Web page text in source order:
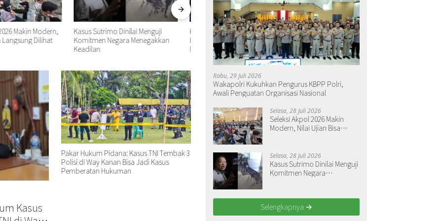
Dinilai Menguji
Menegakkan
Kasus Febrie, SETARA Institute
Ingatkan Pentingnya
Independensi Penegakan Hukum
Jenderal Sigit: Kapolri Berikutnya
Harus Lanjutkan Desk
Ketenagakerjaan
Sekretariat Bersama KBPBI Resmi
Dibuka, Kapolri Hadir Langsung
Kasus
Pakar Hukum Pidana: Kasus TNI Tembak 3
Polisi di Way Kanan Bisa Jadi Kasus
Pemberatan Hukuman
Rabu, 29 Juli 2026
Wakapolri Kukuhkan Pengurus KBPP Polri,
Awali Penguatan Organisasi Nasional
Selasa, 28 Juli 2026
Seleksi Akpol 2026 Makin
Modern, Nilai Ujian Bisa
Selasa, 28 Juli 2026
Kasus Sutrimo Dinilai Menguji
Komitmen Negara
Selengkapnya